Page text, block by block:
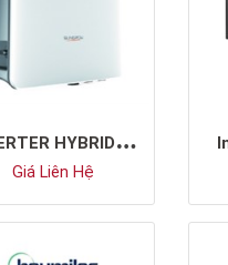
I
NVERTER HYBRID SUNGROW SH10RT
Giá Liên Hệ